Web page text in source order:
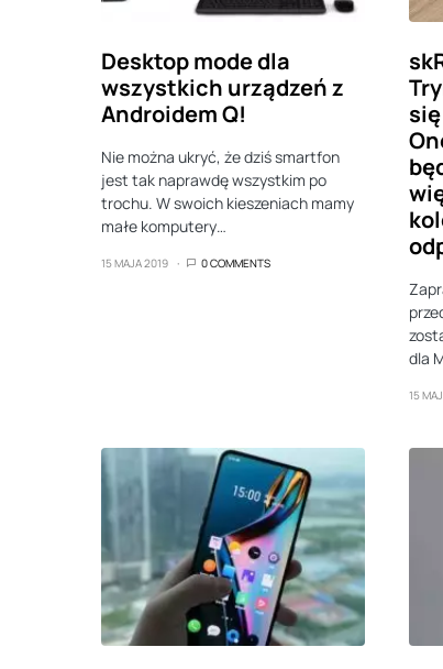
Desktop mode dla
wszystkich urządzeń z
Androidem Q!
Nie można ukryć, że dziś smartfon
jest tak naprawdę wszystkim po
trochu. W swoich kieszeniach mamy
małe komputery…
15 MAJA 2019 0 COMMENTS
dla
15